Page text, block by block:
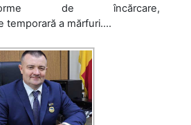
de încărcare,
temporară a mărfuri....